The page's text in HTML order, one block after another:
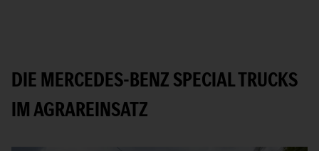
DIE MERCEDES-BENZ SPECIAL TRUCKS
IM AGRAREINSATZ